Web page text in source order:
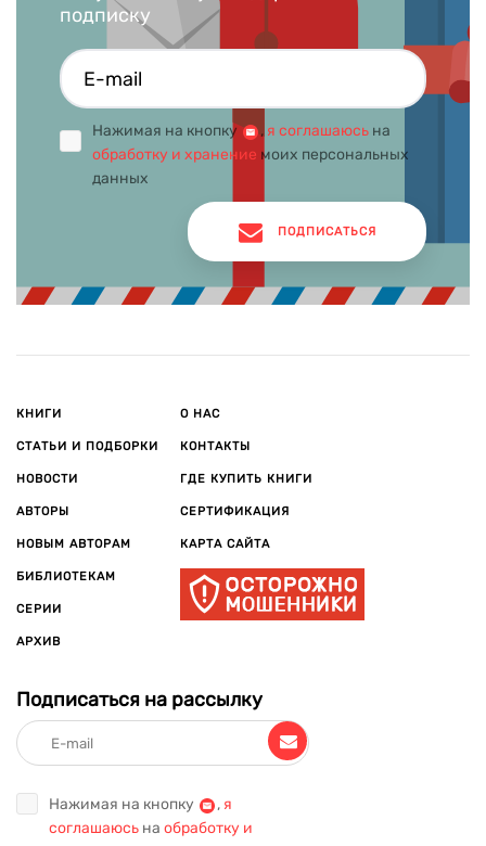
подписку
Нажимая на кнопку , я соглашаюсь на
обработку и хранение моих персональных
данных
ПОДПИСАТЬСЯ
КНИГИ
СТАТЬИ И ПОДБОРКИ
НОВОСТИ
АВТОРЫ
НОВЫМ АВТОРАМ
БИБЛИОТЕКАМ
СЕРИИ
АРХИВ
О НАС
КОНТАКТЫ
ГДЕ КУПИТЬ КНИГИ
СЕРТИФИКАЦИЯ
КАРТА САЙТА
Подписаться на рассылку
Нажимая на кнопку , я
соглашаюсь на обработку и